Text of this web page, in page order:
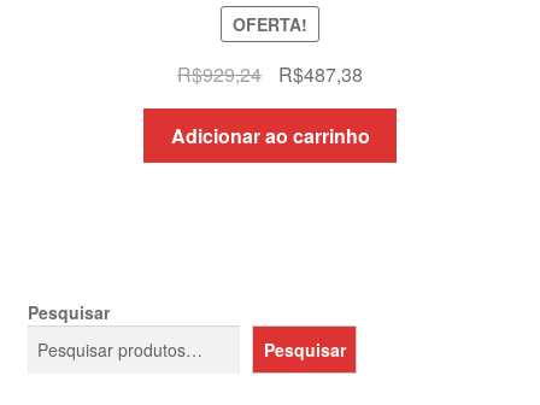
OFERTA!
R$929,24
O
preço
original
era:
R$487,38O
preço
atual
é:
Adicionar ao carrinho
Pesquisar
Pesquisar